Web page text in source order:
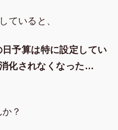
ていると、
日予算は特に設定してい
化されなくなった…
？